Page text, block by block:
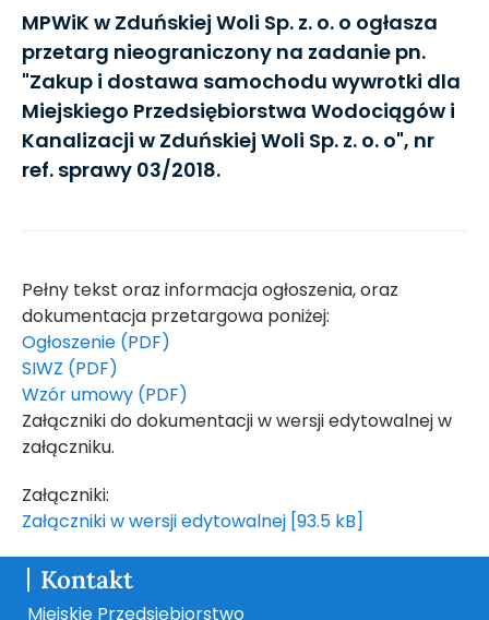
MPWiK w Zduńskiej Woli Sp. z. o. o ogłasza
przetarg nieograniczony na zadanie pn.
"Zakup i dostawa samochodu wywrotki dla
Miejskiego Przedsiębiorstwa Wodociągów i
Kanalizacji w Zduńskiej Woli Sp. z. o. o", nr
ref. sprawy 03/2018.
Pełny tekst oraz informacja ogłoszenia, oraz
dokumentacja przetargowa poniżej:
Ogłoszenie (PDF)
SIWZ (PDF)
Wzór umowy (PDF)
Załączniki do dokumentacji w wersji edytowalnej w
załączniku.
Załączniki:
Załączniki w wersji edytowalnej [93.5 kB]
Kontakt
Miejskie Przedsiębiorstwo